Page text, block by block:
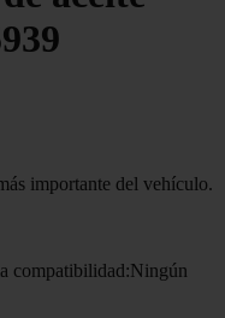
importante del vehículo.
compatibilidad:Ningún